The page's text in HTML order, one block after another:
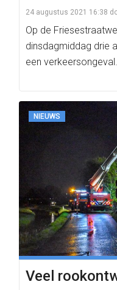
24 augustus 2021 16:38
Op de
dinsdagmiddag drie
een verkeersongeval.
NIEUWS
Veel